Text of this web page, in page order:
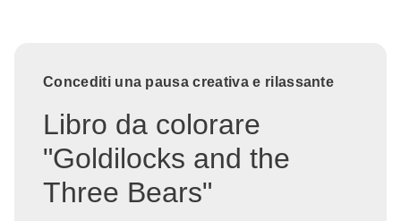
Concediti una pausa creativa e rilassante
Libro da colorare
"Goldilocks and the
Three Bears"